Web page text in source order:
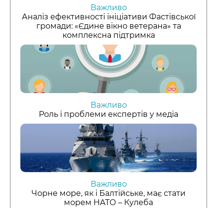
Важливо
Аналіз ефективності ініціативи Фастівської
громади: «Єдине вікно ветерана» та
комплексна підтримка
Важливо
Роль і проблеми експертів у медіа
Важливо
Чорне море, як і Балтійське, має стати
морем НАТО – Кулеба